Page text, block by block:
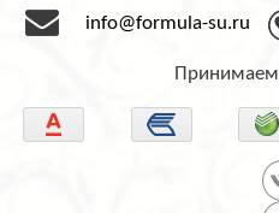
info@formula-su.ru
Принимаем